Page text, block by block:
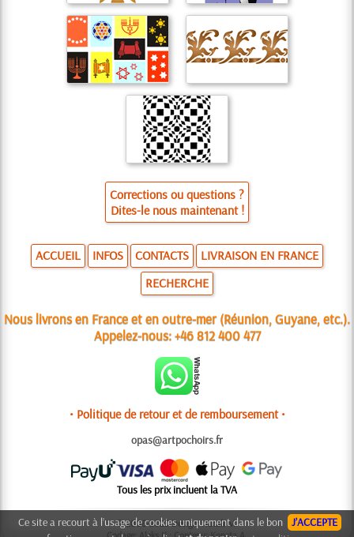
Corrections ou questions ?
Dites-le nous maintenant !
ACCUEIL INFOS CONTACTS
LIVRAISON EN FRANCE
RECHERCHE
Nous livrons en France et en outre-mer (Réunion, Guyane, etc.).
Appelez-nous:+46 812 400 477
• Politique de retour et de remboursement •
opas@artpochoirs.fr
Tous les prix incluent la TVA
© 2006-2025 Design: Natali M.
J’ACCEPTE
Ce site a recourt à l’usage de cookies uniquement dans le bon